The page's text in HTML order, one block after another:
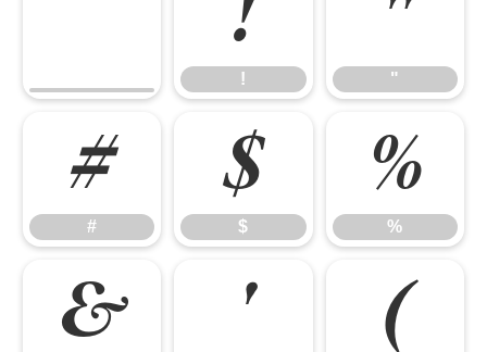
!
!
"
"
#
#
$
$
%
%
& ' (